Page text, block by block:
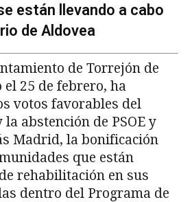
están llevando a cabo
de Aldovea
de Torrejón de
25 de febrero, ha
votos favorables del
abstención de PSOE y
Madrid, la bonificación
que están
rehabilitación en sus
dentro del Programa de